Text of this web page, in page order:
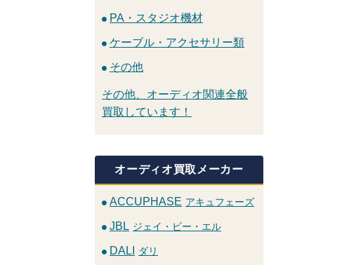
PA・スタジオ機材
ケーブル・アクセサリー類
その他
その他、オーディオ関連全般
買取しています！
オーディオ買取メーカー
ACCUPHASE アキュフェーズ
JBL ジェイ・ビー・エル
DALI ダリ